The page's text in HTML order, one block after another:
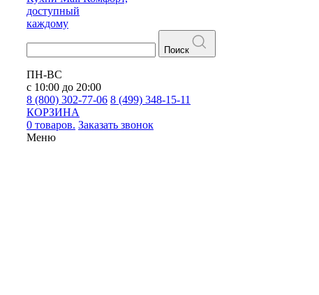
доступный
каждому
Поиск
ПН-ВС
с 10:00 до 20:00
8 (800) 302-77-06 8 (499) 348-15-11
КОРЗИНА
0 товаров. Заказать звонок
Меню